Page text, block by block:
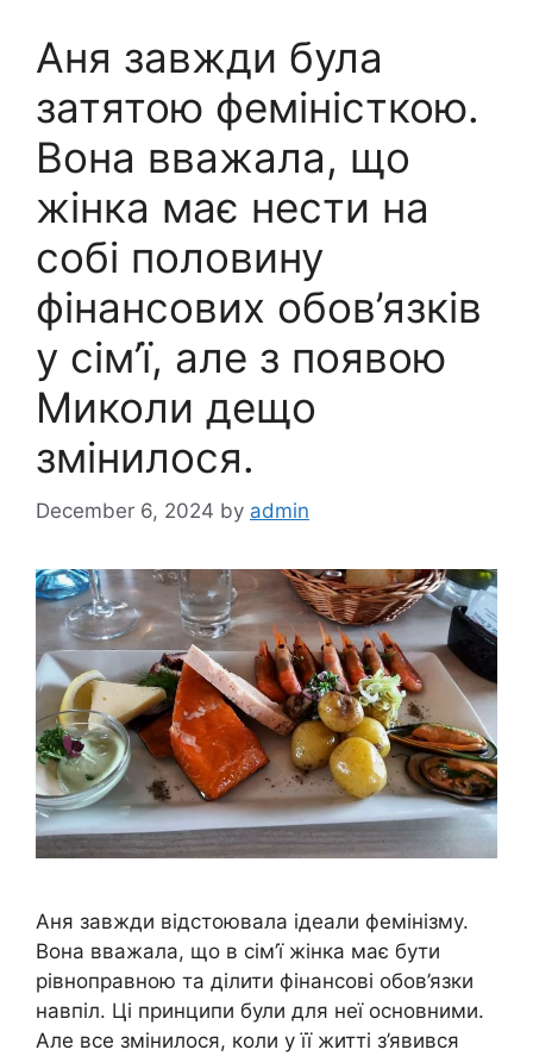
Аня завжди була
затятою феміністкою.
Вона вважала, що
жінка має нести на
собі половину
фінансових обов’язків
у сім’ї, але з появою
Миколи дещо
змінилося.
December 6, 2024 by admin
Аня завжди відстоювала ідеали фемінізму.
Вона вважала, що в сім’ї жінка має бути
рівноправною та ділити фінансові обов’язки
навпіл. Ці принципи були для неї основними.
Але все змінилося, коли у її житті з’явився